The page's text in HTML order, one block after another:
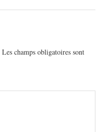
Les champs obligatoires sont